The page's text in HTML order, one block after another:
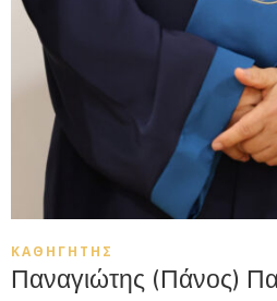
ΚΑΘΗΓΗΤΉΣ
Παναγιώτης (Πάνος)